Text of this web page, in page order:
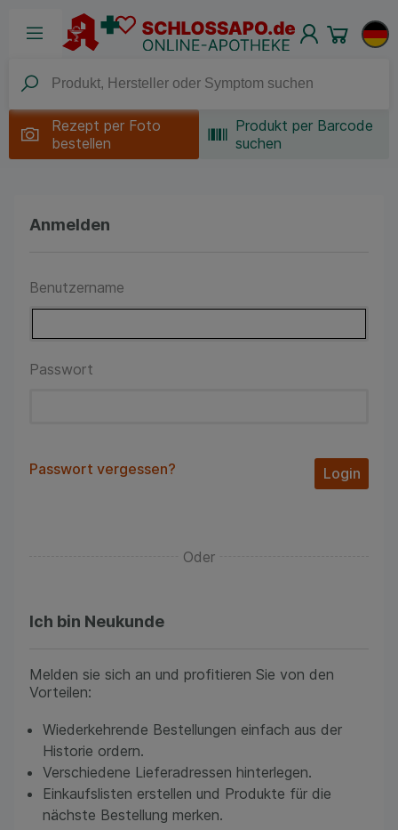
Rezept per Foto
bestellen
Produkt per Barcode
suchen
Anmelden
Benutzername
Passwort
Login
Passwort vergessen?
Oder
Ich bin Neukunde
Melden sie sich an und profitieren Sie von den
Vorteilen:
Wiederkehrende Bestellungen einfach aus der
Historie ordern.
Verschiedene Lieferadressen hinterlegen.
Einkaufslisten erstellen und Produkte für die
nächste Bestellung merken.